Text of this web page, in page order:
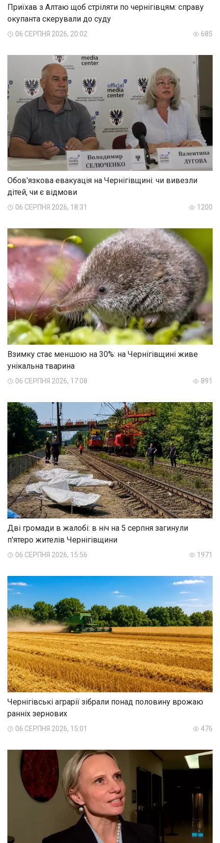
Приїхав з Алтаю щоб стріляти по чернігівцям: справу
окупанта скерували до суду
06 СЕРПНЯ 2026, 20:02 685
Обов'язкова евакуація на Чернігівщині: чи вивезли
дітей, чи є відмови
06 СЕРПНЯ 2026, 18:31 1200
Взимку стає меншою на 30%: на Чернігівщині живе
унікальна тварина
06 СЕРПНЯ 2026, 17:08 891
Дві громади в жалобі: в ніч на 5 серпня загинули
п'ятеро жителів Чернігівщини
06 СЕРПНЯ 2026, 15:56 1971
Чернігівські аграрії зібрали понад половину врожаю
ранніх зернових
06 СЕРПНЯ 2026, 15:01 476